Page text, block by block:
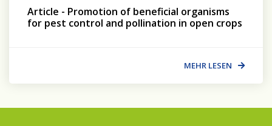
Article - Promotion of beneficial organisms
for pest control and pollination in open crops
MEHR LESEN